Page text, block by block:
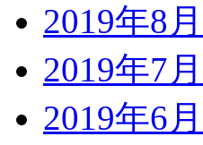
2019年8月
2019年7月
2019年6月